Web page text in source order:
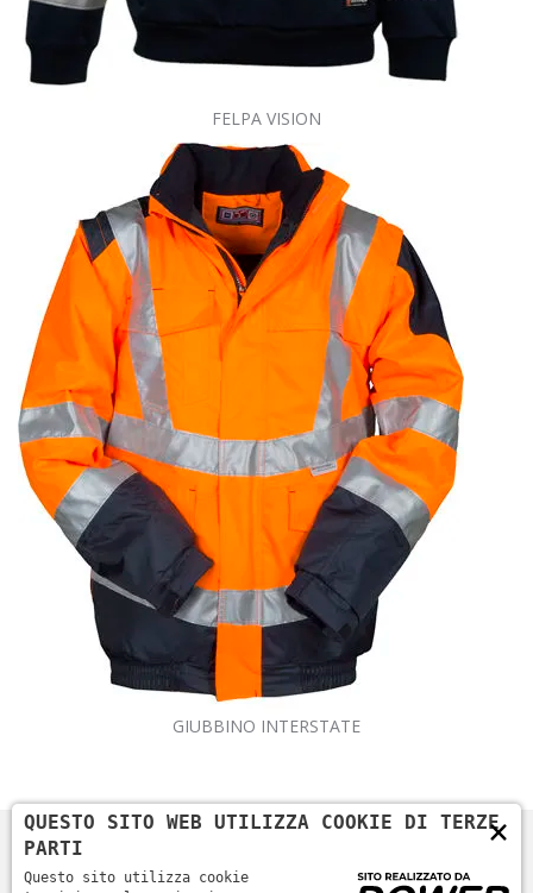
FELPA VISION
GIUBBINO INTERSTATE
×
QUESTO SITO WEB UTILIZZA COOKIE DI TERZE
PARTI
Questo sito utilizza cookie